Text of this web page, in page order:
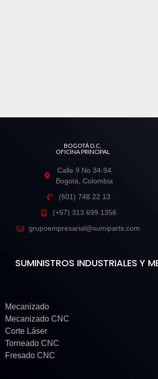
BOGOTÁ D.C.
OFICINA PRINCIPAL
Calle 9 No 34-94
Bogotá, Colombia
(601) 748 22 13
(+57) 313 699 1356
grupoempresarial@sumiparts.com
SUMINISTROS INDUSTRIALES Y
Mecanizado
Mecanizado CNC
Corte Láser
Torneado CNC
Fresado CNC